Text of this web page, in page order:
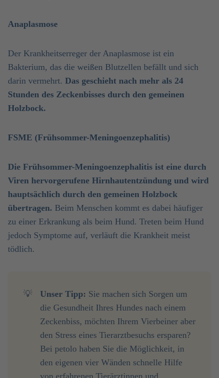
Anaplasmose
Der Krankheitserreger der Anaplasmose ist ein
Bakterium, das die weißen Blutzellen befällt und sich
darin vermehrt. Das geschieht nach mehr als 24
Stunden des Zeckenbisses durch den gemeinen
Holzbock.
FSME (Frühsommer-Meningoenzephalitis)
Die Frühsommer-Meningoenzephalitis ist eine durch
Viren hervorgerufene Hirnhautentzündung und wird
hauptsächlich durch den gemeinen Holzbock
übertragen. Beim Menschen kommt es dabei häufiger
zu einer Erkrankung als beim Hund. Treten beim Hund
jedoch Symptome auf, verläuft die Krankheit meist
tödlich.
💡 Unser Tipp: Sie machen sich Sorgen um
die Gesundheit Ihres Hundes nach einem
Zeckenbiss, möchten Ihrem Vierbeiner aber
den Stress eines Tierarztbesuchs ersparen?
Bei petolo haben Sie die Möglichkeit, in
den eigenen vier Wänden schnelle Hilfe
von erfahrenen Tierärztinnen und